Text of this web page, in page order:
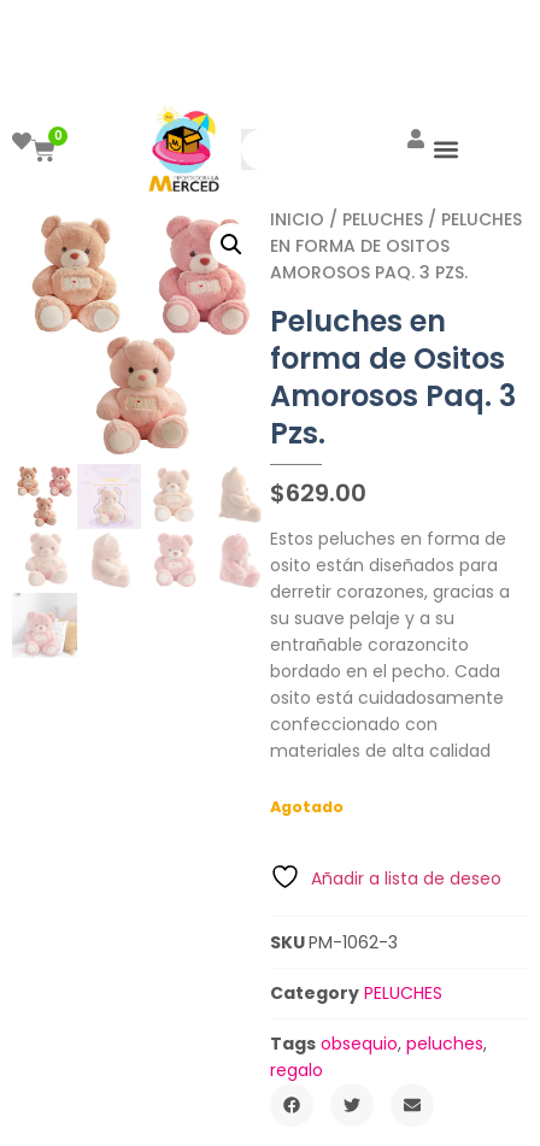
0
INICIO / PELUCHES / PELUCHES
EN FORMA DE OSITOS
AMOROSOS PAQ. 3 PZS.
Peluches en
forma de Ositos
Amorosos Paq. 3
Pzs.
$629.00
Estos peluches en forma de
osito están diseñados para
derretir corazones, gracias a
su suave pelaje y a su
entrañable corazoncito
bordado en el pecho. Cada
osito está cuidadosamente
confeccionado con
materiales de alta calidad
Agotado
Añadir a lista de deseo
SKUPM-1062-3
Category PELUCHES
Tags obsequio, peluches,
regalo